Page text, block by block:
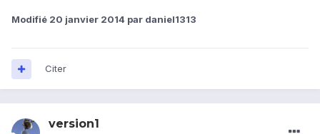
Modifié 20 janvier 2014 par daniel1313
Citer
version1